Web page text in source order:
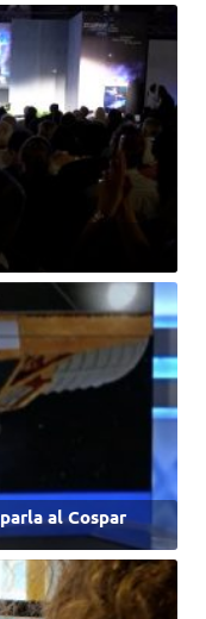
al Cospar